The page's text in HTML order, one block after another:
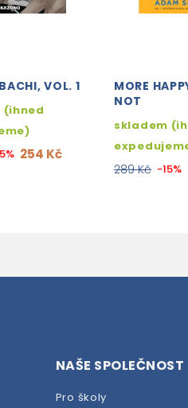
VOL. 1
(ihned
254 Kč
MORE
NOT
skladem
289 Kč -15%
NAŠE SPOLEČNOST
Pro školy